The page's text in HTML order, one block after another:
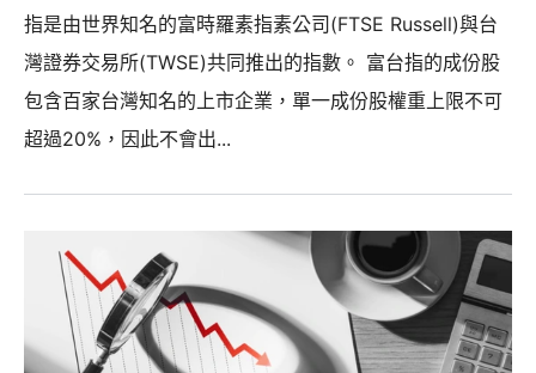
指是由世界知名的富時羅素指素公司(FTSE Russell)與台
灣證券交易所(TWSE)共同推出的指數。 富台指的成份股
包含百家台灣知名的上市企業，單一成份股權重上限不可
超過20%，因此不會出...